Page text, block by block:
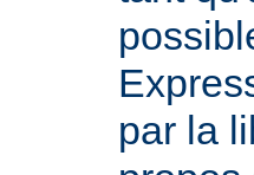
par la